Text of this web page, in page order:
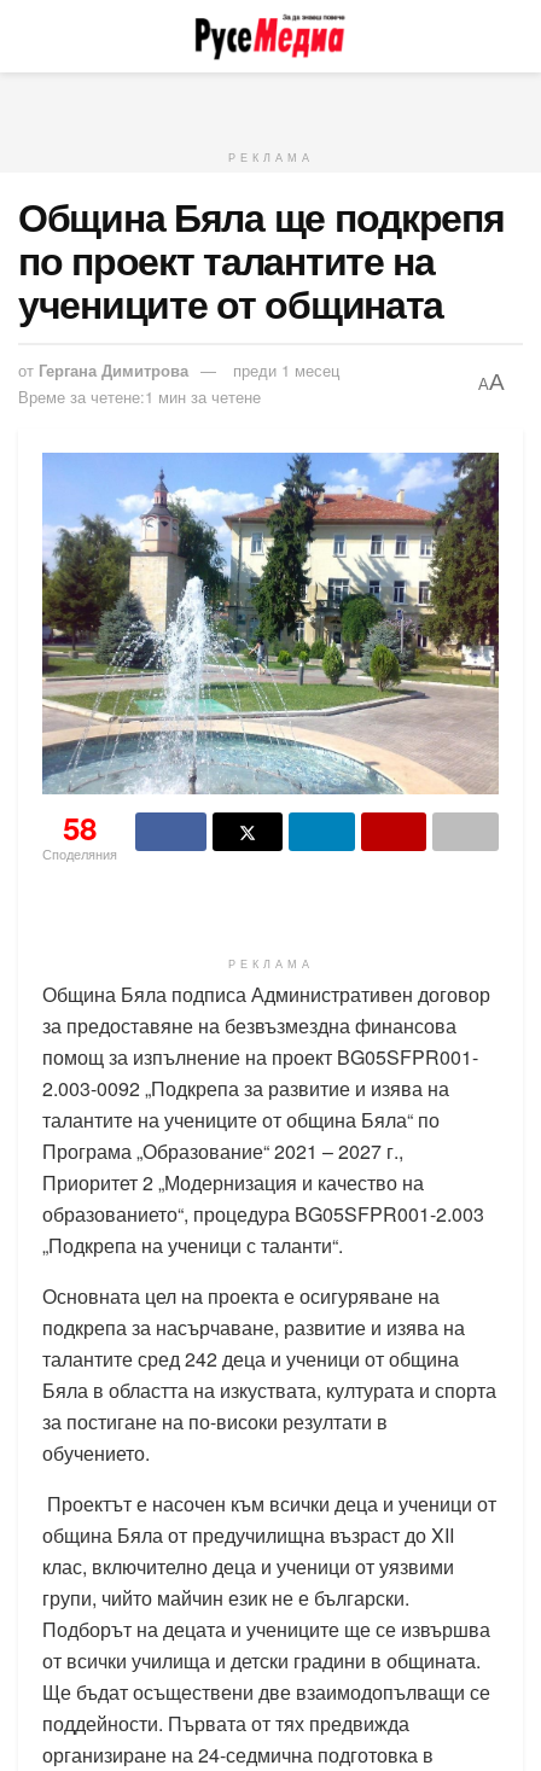
РЕКЛАМА
Община Бяла ще подкрепя
по проект талантите на
учениците от общината
от Гергана Димитрова
преди 1 месец
Време за четене:1 мин за четене
AA
58
Споделяния
РЕКЛАМА
Община Бяла подписа Административен договор
за предоставяне на безвъзмездна финансова
помощ за изпълнение на проект BG05SFPR001-
2.003-0092 „Подкрепа за развитие и изява на
талантите на учениците от община Бяла“ по
Програма „Образование“ 2021 – 2027 г.,
Приоритет 2 „Модернизация и качество на
образованието“, процедура BG05SFPR001-2.003
„Подкрепа на ученици с таланти“.
Основната цел на проекта е осигуряване на
подкрепа за насърчаване, развитие и изява на
талантите сред 242 деца и ученици от община
Бяла в областта на изкуствата, културата и спорта
за постигане на по-високи резултати в
обучението.
Проектът е насочен към всички деца и ученици от
община Бяла от предучилищна възраст до XII
клас, включително деца и ученици от уязвими
групи, чийто майчин език не е български.
Подборът на децата и учениците ще се извършва
от всички училища и детски градини в общината.
Ще бъдат осъществени две взаимодопълващи се
поддейности. Първата от тях предвижда
организиране на 24-седмична подготовка в